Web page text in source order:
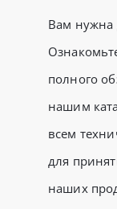
Вам нужна
полного
нашим
всем
для
наших